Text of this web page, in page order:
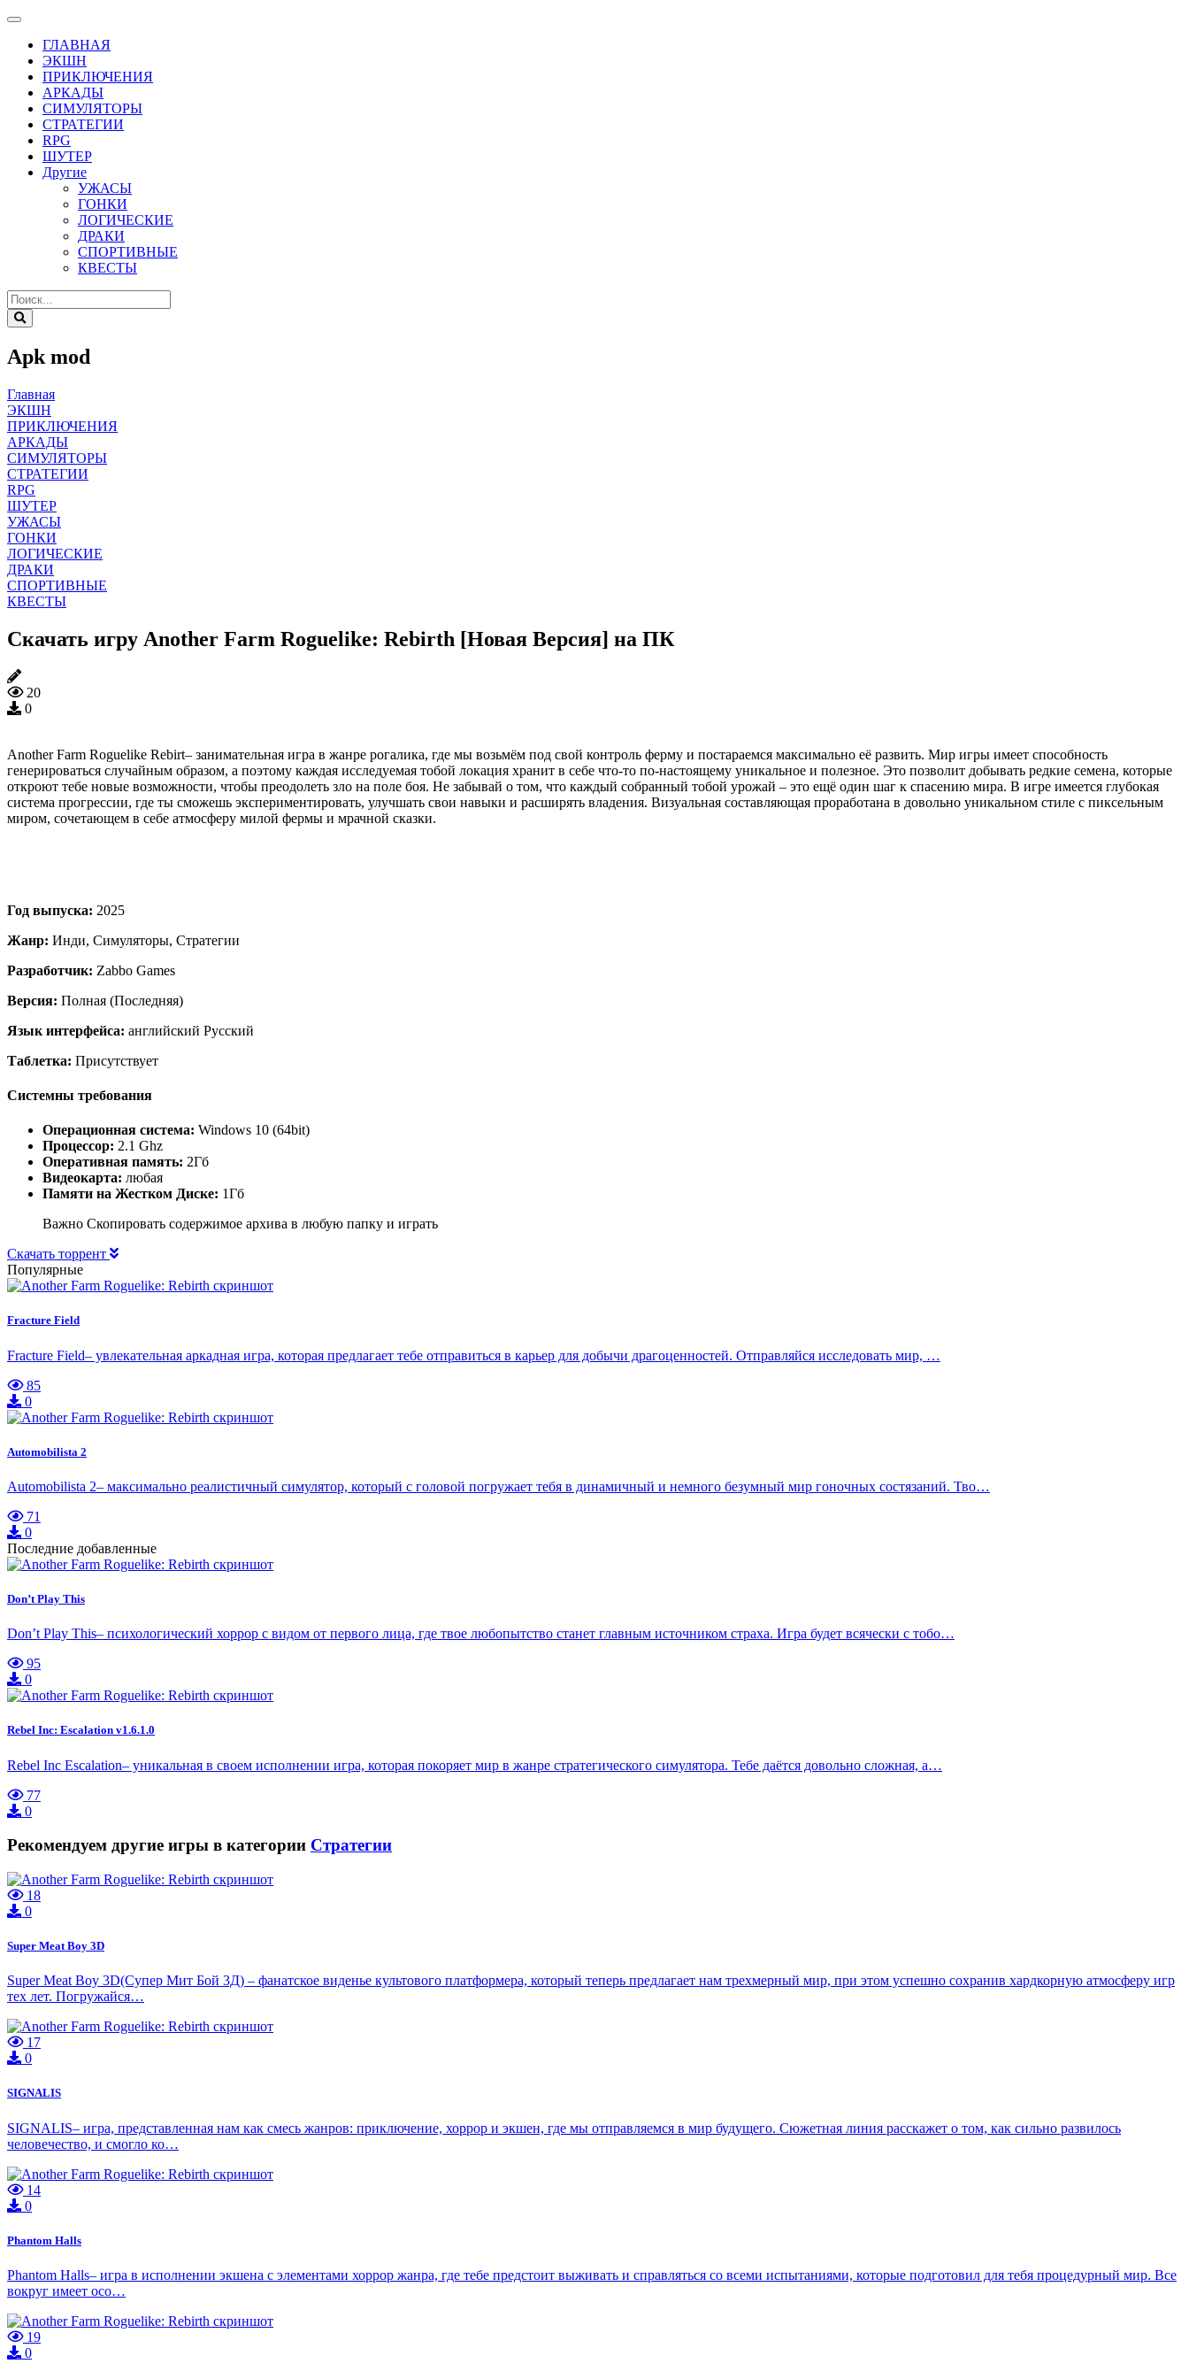
ГЛАВНАЯ
ЭКШН
ПРИКЛЮЧЕНИЯ
АРКАДЫ
СИМУЛЯТОРЫ
СТРАТЕГИИ
RPG
ШУТЕР
Другие
УЖАСЫ
ГОНКИ
ЛОГИЧЕСКИЕ
ДРАКИ
СПОРТИВНЫЕ
КВЕСТЫ
Apk mod
Главная
ЭКШН
ПРИКЛЮЧЕНИЯ
АРКАДЫ
СИМУЛЯТОРЫ
СТРАТЕГИИ
RPG
ШУТЕР
УЖАСЫ
ГОНКИ
ЛОГИЧЕСКИЕ
ДРАКИ
СПОРТИВНЫЕ
КВЕСТЫ
Скачать игру Another Farm Roguelike: Rebirth [Новая Версия] на ПК
20
0
Another Farm Roguelike Rebirt– занимательная игра в жанре рогалика, где мы возьмём под свой контроль ферму и постараемся максимально её развить. Мир игры имеет способность
генерироваться случайным образом, а поэтому каждая исследуемая тобой локация хранит в себе что-то по-настоящему уникальное и полезное. Это позволит добывать редкие семена, которые
откроют тебе новые возможности, чтобы преодолеть зло на поле боя. Не забывай о том, что каждый собранный тобой урожай – это ещё один шаг к спасению мира. В игре имеется глубокая
система прогрессии, где ты сможешь экспериментировать, улучшать свои навыки и расширять владения. Визуальная составляющая проработана в довольно уникальном стиле с пиксельным
миром, сочетающем в себе атмосферу милой фермы и мрачной сказки.
Год выпуска: 2025
Жанр: Инди, Симуляторы, Стратегии
Разработчик: Zabbo Games
Версия: Полная (Последняя)
Язык интерфейса: английский Русский
Таблетка: Присутствует
Системны требования
Операционная система: Windows 10 (64bit)
Процессор: 2.1 Ghz
Оперативная память: 2Гб
Видеокарта: любая
Памяти на Жестком Диске: 1Гб
Важно Скопировать содержимое архива в любую папку и играть
Скачать торрент
Популярные
Fracture Field
Fracture Field– увлекательная аркадная игра, которая предлагает тебе отправиться в карьер для добычи драгоценностей. Отправляйся исследовать мир, …
85
0
Automobilista 2
Automobilista 2– максимально реалистичный симулятор, который с головой погружает тебя в динамичный и немного безумный мир гоночных состязаний. Тво…
71
0
Последние добавленные
Don’t Play This
Don’t Play This– психологический хоррор с видом от первого лица, где твое любопытство станет главным источником страха. Игра будет всячески с тобо…
95
0
Rebel Inc: Escalation v1.6.1.0
Rebel Inc Escalation– уникальная в своем исполнении игра, которая покоряет мир в жанре стратегического симулятора. Тебе даётся довольно сложная, а…
77
0
Рекомендуем другие игры в категории Стратегии
18
0
Super Meat Boy 3D
Super Meat Boy 3D(Супер Мит Бой 3Д) – фанатское виденье культового платформера, который теперь предлагает нам трехмерный мир, при этом успешно сохранив хардкорную атмосферу игр
тех лет. Погружайся…
17
0
SIGNALIS
SIGNALIS– игра, представленная нам как смесь жанров: приключение, хоррор и экшен, где мы отправляемся в мир будущего. Сюжетная линия расскажет о том, как сильно развилось
человечество, и смогло ко…
14
0
Phantom Halls
Phantom Halls– игра в исполнении экшена с элементами хоррор жанра, где тебе предстоит выживать и справляться со всеми испытаниями, которые подготовил для тебя процедурный мир. Все
вокруг имеет осо…
19
0